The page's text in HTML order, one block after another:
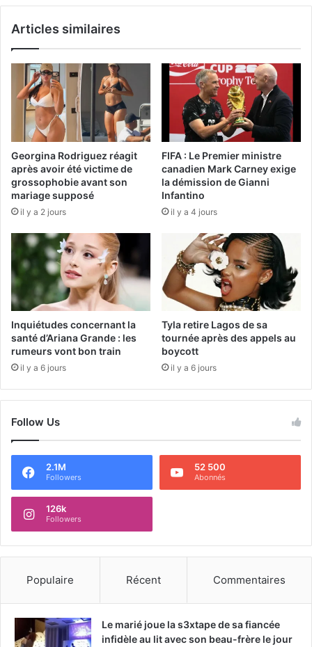
Articles similaires
Georgina Rodriguez réagit
après avoir été victime de
grossophobie avant son
mariage supposé
il y a 2 jours
FIFA : Le Premier ministre
canadien Mark Carney exige
la démission de Gianni
Infantino
il y a 4 jours
Inquiétudes concernant la
santé d’Ariana Grande : les
rumeurs vont bon train
il y a 6 jours
Tyla retire Lagos de sa
tournée après des appels au
boycott
il y a 6 jours
Follow Us
2.1M
Followers
52 500
Abonnés
126k
Followers
Populaire Récent Commentaires
Le marié joue la s3xtape de sa fiancée
infidèle au lit avec son beau-frère le jour